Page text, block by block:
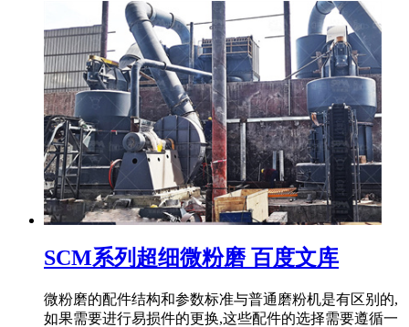
SCM系列超细微粉磨 百度文库
微粉磨的配件结构和参数标准与普通磨粉机是有区别的,
如果需要进行易损件的更换,这些配件的选择需要遵循一